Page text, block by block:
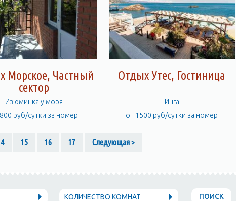
Морское, Частный
сектор
Изюминка у моря
руб/сутки за номер
Отдых Утес, Гостиница
Инга
от 1500 руб/сутки за номер
15 16 17 Следующая >
КОЛИЧЕСТВО КОМНАТ ПОИСК